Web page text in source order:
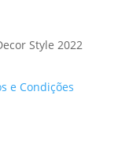
Style 2022
e Condições